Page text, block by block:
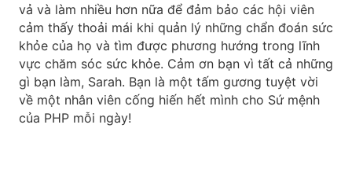
vả và làm nhiều hơn nữa để đảm bảo các hội viên
cảm thấy thoải mái khi quản lý những chẩn đoán sức
khỏe của họ và tìm được phương hướng trong lĩnh
vực chăm sóc sức khỏe. Cảm ơn bạn vì tất cả những
gì bạn làm, Sarah. Bạn là một tấm gương tuyệt vời
về một nhân viên cống hiến hết mình cho Sứ mệnh
của PHP mỗi ngày!